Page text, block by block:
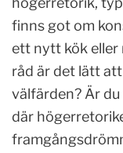
finns got om
ett nytt kök eller
råd är det lätt
välfärden? Är
där